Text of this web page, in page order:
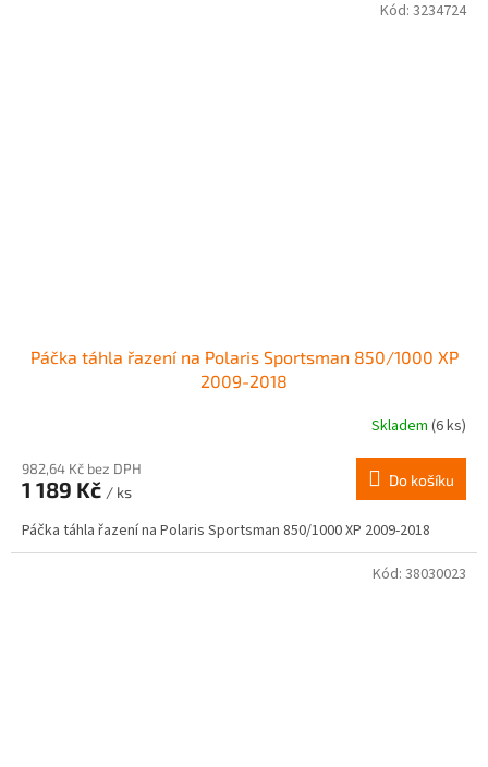
Páčka táhla řazení na Polaris Sportsman 850/1000 XP
2009-2018
Skladem (6 ks)
982,64 Kč bez DPH
1 189 Kč / ks
Do košíku
Páčka táhla řazení na Polaris Sportsman 850/1000 XP 2009-2018
Kód: 3234724
Kód: 38030023